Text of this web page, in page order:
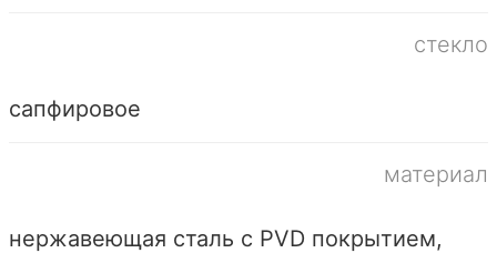
стекло
сапфировое
материал
нержавеющая сталь с PVD покрытием,